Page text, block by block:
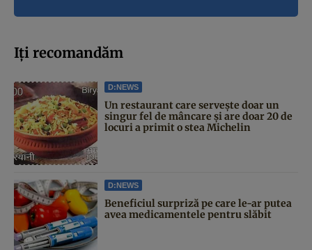
Iți recomandăm
D:NEWS
Un restaurant care servește doar un
singur fel de mâncare și are doar 20 de
locuri a primit o stea Michelin
D:NEWS
Beneficiul surpriză pe care le-ar putea
avea medicamentele pentru slăbit